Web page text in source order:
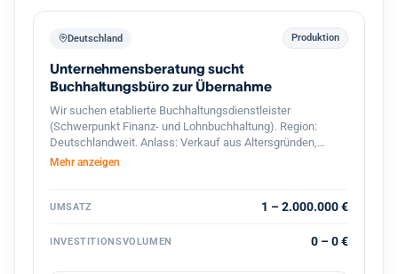
500.000 € und 5 Mio. € Standort in Deutschland PLZ-
Deutschland Produktion
Unternehmensberatung sucht
Buchhaltungsbüro zur Übernahme
Wir suchen etablierte Buchhaltungsdienstleister
(Schwerpunkt Finanz- und Lohnbuchhaltung). Region:
Deutschlandweit. Anlass: Verkauf aus Altersgründen,
Nachfolgemangel oder strategischer Neuausrichtung.
Mehr anzeigen
UMSATZ 1 – 2.000.000 €
INVESTITIONSVOLUMEN 0 – 0 €